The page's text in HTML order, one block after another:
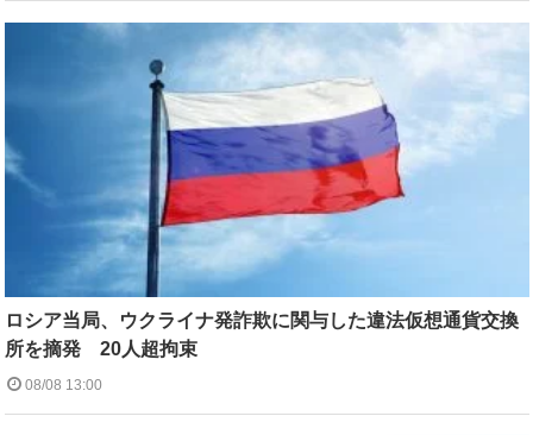
ロシア当局、ウクライナ発詐欺に関与した違法仮想通貨交換
所を摘発 20人超拘束
08/08 13:00